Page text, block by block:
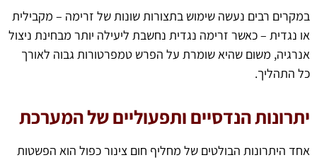
במקרים רבים נעשה שימוש בתצורות שונות של זרימה – מקבילית
או נגדית – כאשר זרימה נגדית נחשבת ליעילה יותר מבחינת ניצול
אנרגיה, משום שהיא שומרת על הפרש טמפרטורות גבוה לאורך
כל התהליך.
יתרונות הנדסיים ותפעוליים של המערכת
אחד היתרונות הבולטים של מחליף חום צינור כפול הוא הפשטות